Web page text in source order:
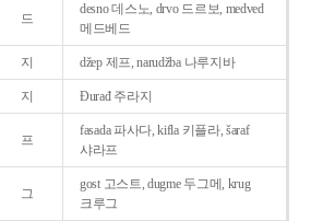
드
desno 데스노, drvo 드르보, medved
메드베드
지 džep 제프, narudžba 나루지바
지 Ðurađ 주라지
프
fasada 파사다, kifla 키플라, šaraf
샤라프
그
gost 고스트, dugme 두그메, krug
크루그